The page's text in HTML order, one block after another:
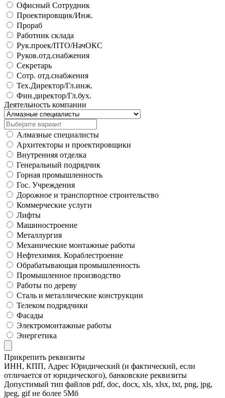
Офисный Сотрудник
Проектировщик/Инж.
Прораб
Работник склада
Рук.проек/ПТО/НачОКС
Руков.отд.снабжения
Секретарь
Сотр. отд.снабжения
Тех.Директор/Гл.инж.
Фин.директор/Гл.бух.
Деятельность компании
Алмазные специалисты
Архитекторы и проектировщики
Внутренняя отделка
Генеральный подрядчик
Горная промышленность
Гос. Учреждения
Дорожное и транспортное строительство
Коммерческие услуги
Лифты
Машиностроение
Металлургия
Механические монтажные работы
Нефтехимия. Кораблестроение
Обрабатывающая промышленность
Промышленное производство
Работы по дереву
Сталь и металлические конструкции
Телеком подрядчики
Фасады
Электромонтажные работы
Энергетика
Прикрепить реквизиты
ИНН, КПП, Адрес Юридический (и фактический, если
отличается от юридического), банковские реквизиты
Допустимый тип файлов pdf, doc, docx, xls, xlsx, txt, png, jpg,
jpeg, gif не более 5Мб